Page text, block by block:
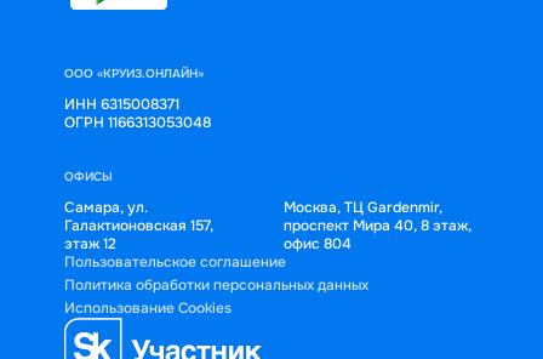
ООО «КРУИЗ.ОНЛАЙН»
ИНН 6315008371
ОГРН 1166313053048
ОФИСЫ
Самара, ул.
Галактионовская 157,
этаж 12
Москва, ТЦ Gardenmir,
проспект Мира 40, 8 этаж,
офис 804
Пользовательское соглашение
Политика обработки персональных данных
Использование Cookies